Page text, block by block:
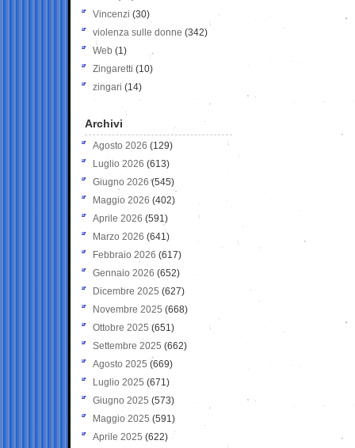
Vincenzi (30)
violenza sulle donne (342)
Web (1)
Zingaretti (10)
zingari (14)
Archivi
Agosto 2026 (129)
Luglio 2026 (613)
Giugno 2026 (545)
Maggio 2026 (402)
Aprile 2026 (591)
Marzo 2026 (641)
Febbraio 2026 (617)
Gennaio 2026 (652)
Dicembre 2025 (627)
Novembre 2025 (668)
Ottobre 2025 (651)
Settembre 2025 (662)
Agosto 2025 (669)
Luglio 2025 (671)
Giugno 2025 (573)
Maggio 2025 (591)
Aprile 2025 (622)